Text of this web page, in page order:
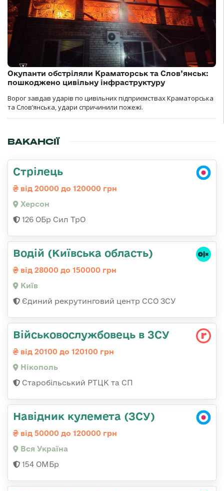
Окупанти обстріляли Краматорськ та Слов’янськ:
пошкоджено цивільну інфраструктуру
Ворог завдав ударів по цивільних підприємствах Краматорська
та Слов’янська, удари спричинили пожежі.
ВАКАНСІЇ
Стрілець
від 20000 до 120000 грн
Херсон
126 ОБр Сил ТрО
Водій (Київська область)
від 28000 до 150000 грн
Київ
Єдиний рекрутинговий центр ССО ЗСУ
Військовослужбовець в ЗСУ
від 20100 до 120100 грн
Нікополь
Старобільський РТЦК та СП
Навідник кулемета (ЗСУ)
від 50000 до 120000 грн
Вся Україна
154 ОМБр